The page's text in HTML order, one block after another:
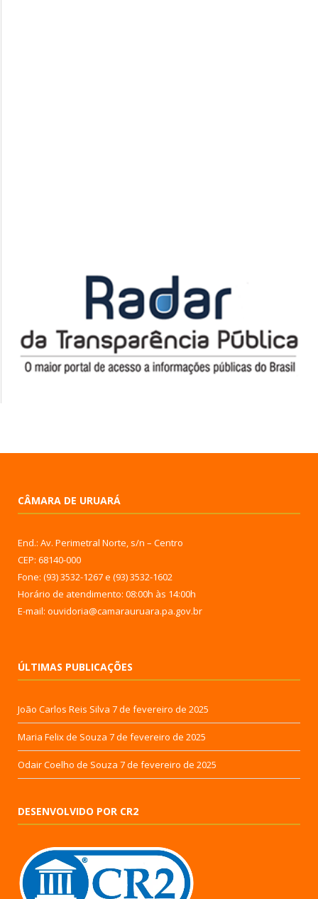
CÂMARA DE URUARÁ
End.: Av. Perimetral Norte, s/n – Centro
CEP: 68140-000
Fone: (93) 3532-1267 e (93) 3532-1602
Horário de atendimento: 08:00h às 14:00h
E-mail: ouvidoria@camarauruara.pa.gov.br
ÚLTIMAS PUBLICAÇÕES
João Carlos Reis Silva 7 de fevereiro de 2025
Maria Felix de Souza 7 de fevereiro de 2025
Odair Coelho de Souza 7 de fevereiro de 2025
DESENVOLVIDO POR CR2